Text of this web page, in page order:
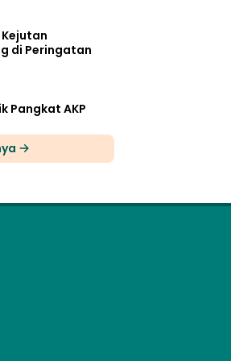
Kejutan
di Peringatan
Pangkat AKP